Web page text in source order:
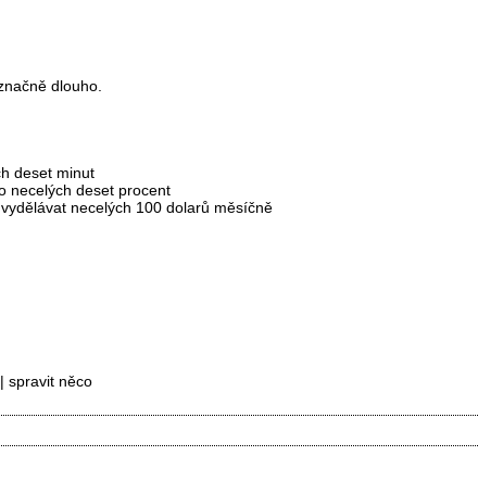
dlouho.
deset minut
necelých deset procent
vydělávat necelých 100 dolarů měsíčně
spravit něco